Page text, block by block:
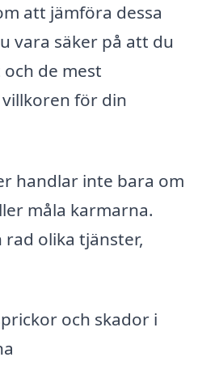
att jämföra dessa
vara säker på att du
de mest
för din
handlar inte bara om
måla karmarna.
olika tjänster,
och skador i